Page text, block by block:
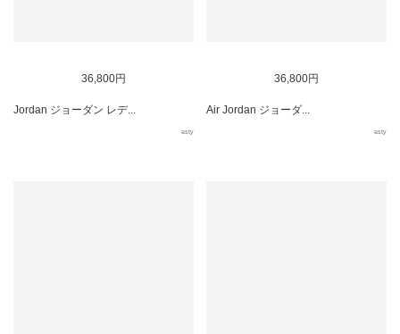
36,800円
Jordan ジョーダン レデ...
asty
36,800円
Air Jordan ジョーダ...
asty